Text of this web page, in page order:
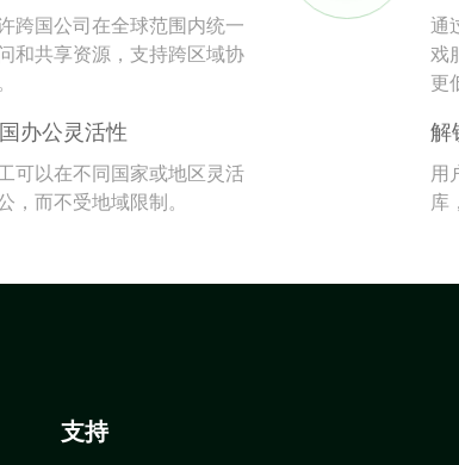
跨国公司在全球范围内统一
和共享资源，支持跨区域协
办公灵活性
可以在不同国家或地区灵活
，而不受地域限制。
通
戏
更
解
用
库
支持